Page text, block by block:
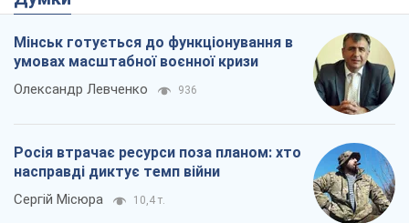
Мінськ готується до функціонування в
умовах масштабної воєнної кризи
Олександр Левченко 936
Росія втрачає ресурси поза планом: хто
насправді диктує темп війни
Сергій Місюра 10,4 т.